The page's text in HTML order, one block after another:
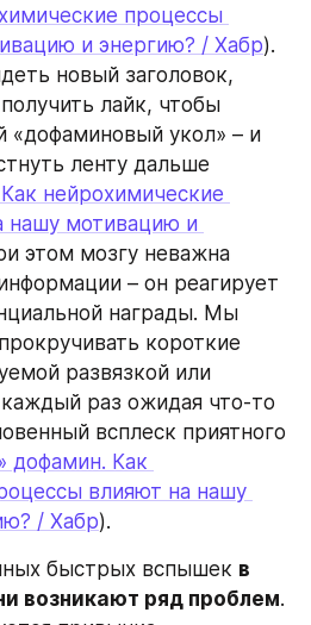
процессы
и энергию? / Хабр).
новый заголовок,
лайк, чтобы
«дофаминовый укол» – и
ленту дальше
нейрохимические
нашу мотивацию и
этом мозгу неважна
– он реагирует
награды. Мы
короткие
развязкой или
раз ожидая что-то
всплеск приятного
дофамин. Как
влияют на нашу
/ Хабр).
быстрых вспышек в
возникают ряд проблем.